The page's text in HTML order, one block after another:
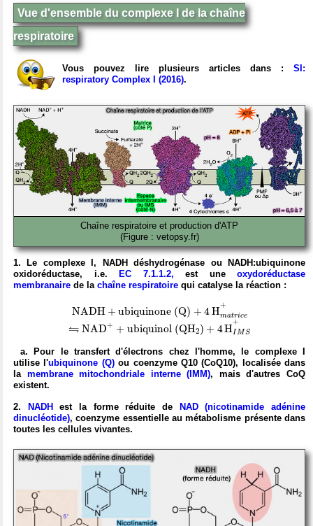
Vue d'ensemble du complexe I de la chaîne
respiratoire
Vous pouvez lire plusieurs articles dans : SI:
respiratory Complex I (2016).
Chaîne respiratoire et production d'ATP
(Figure : vetopsy.fr)
1. Le complexe I, NADH déshydrogénase ou NADH:ubiquinone
oxidoréductase, i.e.
EC 7.1.1.2, est une oxydoréductase
membranaire de la chaîne respiratoire qui catalyse la réaction :
NADH + ubiquinone (Q) + 4H
+
matrice
i
⇋
⇋ NAD+ + ubiquinol (QH2) + 4H
+
I M S
+ iq Q HX 2) HXIMS+
a. Pour le transfert d'électrons chez l'homme, le complexe I
utilise l'ubiquinone (Q)ou coenzyme Q10 (CoQ10),
localisée dans
la membrane mitochondriale interne (IMM), mais d'autres CoQ
existent.
2. NADH est la forme réduite de NAD(nicotinamide adénine
dinucléotide), coenzyme essentielle au métabolisme présente dans
toutes les cellules vivantes.